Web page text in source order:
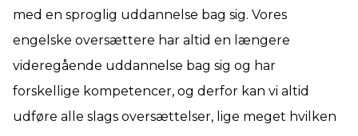
med en sproglig uddannelse bag sig. Vores
engelske oversættere har altid en længere
videregående uddannelse bag sig og har
forskellige kompetencer, og derfor kan vi altid
udføre alle slags oversættelser, lige meget hvilken